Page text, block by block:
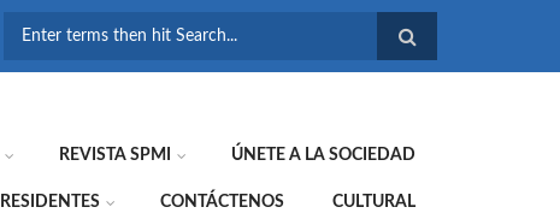
REVISTA SPMI ÚNETE A LA SOCIEDAD
RESIDENTES CONTÁCTENOS CULTURAL